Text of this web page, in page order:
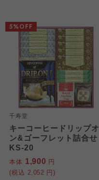
千寿堂
キーコーヒードリップオ
ン&ゴーフレット詰合せ
KS-20
本体 1,900 円
(税込 2,052 円)
5%OFF